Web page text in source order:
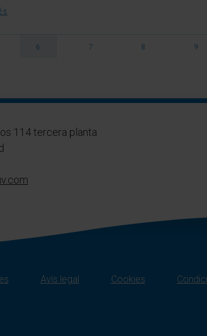
6 7 8 9
114 tercera planta
Avís legal Cookies